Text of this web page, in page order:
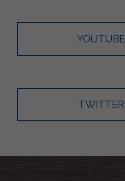
YOUTUBE
TWITTER